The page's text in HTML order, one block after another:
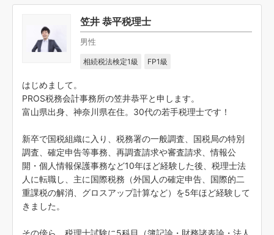
笠井 恭平税理士
男性
相続税法検定1級 FP1級
はじめまして。
PROS税務会計事務所の笠井恭平と申します。
富山県出身、神奈川県在住。30代の若手税理士です！
新卒で国税組織に入り、税務署の一般調査、国税局の特別
調査、確定申告等事務、再調査請求や審査請求、情報公
開・個人情報保護事務など10年ほど経験した後、税理士法
人に転職し、主に国際税務（外国人の確定申告、国際的二
重課税の解消、グロスアップ計算など）を5年ほど経験して
きました。
その傍ら、税理士試験に5科目（簿記論・財務諸表論・法人